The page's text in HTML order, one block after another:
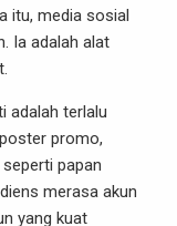
itu, media sosial
Ia adalah alat
adalah terlalu
promo,
papan
merasa akun
yang kuat